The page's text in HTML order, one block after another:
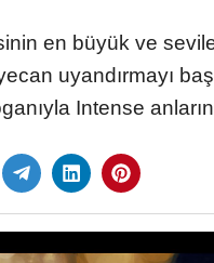
en büyük ve
uyandırmayı
Intense